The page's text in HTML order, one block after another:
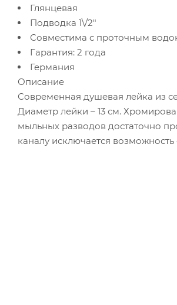
Глянцевая
Подводка 1\/2"
Совместима с проточным
Гарантия: 2 года
Германия
Описание
Современная душевая лейка из
Диаметр лейки – 13 см.
мыльных разводов достаточно
каналу исключается